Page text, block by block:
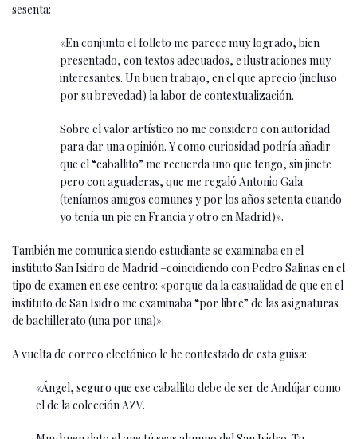
sesenta:
«En conjunto el folleto me parece muy logrado, bien
presentado, con textos adecuados, e ilustraciones muy
interesantes. Un buen trabajo, en el que aprecio (incluso
por su brevedad) la labor de contextualización.
Sobre el valor artístico no me considero con autoridad
para dar una opinión. Y como curiosidad podría añadir
que el “caballito” me recuerda uno que tengo, sin jinete
pero con aguaderas, que me regaló Antonio Gala
(teníamos amigos comunes y por los años setenta cuando
yo tenía un pie en Francia y otro en Madrid)».
También me comunica siendo estudiante se examinaba en el
instituto San Isidro de Madrid –coincidiendo con Pedro Salinas en el
tipo de examen en ese centro: «porque da la casualidad de que en el
instituto de San Isidro me examinaba “por libre” de las asignaturas
de bachillerato (una por una)».
A vuelta de correo electónico le he contestado de esta guisa:
«Ángel, seguro que ese caballito debe de ser de Andújar como
el de la colección AZV.